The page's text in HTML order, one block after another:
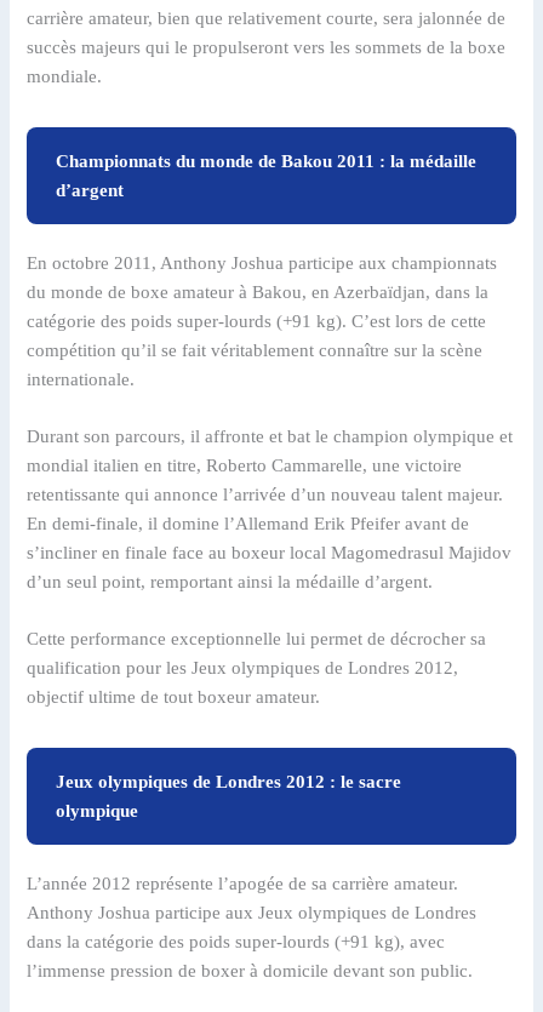
carrière amateur, bien que relativement courte, sera jalonnée de
succès majeurs qui le propulseront vers les sommets de la boxe
mondiale.
Championnats du monde de Bakou 2011 : la médaille
d’argent
En octobre 2011, Anthony Joshua participe aux championnats
du monde de boxe amateur à Bakou, en Azerbaïdjan, dans la
catégorie des poids super-lourds (+91 kg). C’est lors de cette
compétition qu’il se fait véritablement connaître sur la scène
internationale.
Durant son parcours, il affronte et bat le champion olympique et
mondial italien en titre, Roberto Cammarelle, une victoire
retentissante qui annonce l’arrivée d’un nouveau talent majeur.
En demi-finale, il domine l’Allemand Erik Pfeifer avant de
s’incliner en finale face au boxeur local Magomedrasul Majidov
d’un seul point, remportant ainsi la médaille d’argent.
Cette performance exceptionnelle lui permet de décrocher sa
qualification pour les Jeux olympiques de Londres 2012,
objectif ultime de tout boxeur amateur.
Jeux olympiques de Londres 2012 : le sacre
olympique
L’année 2012 représente l’apogée de sa carrière amateur.
Anthony Joshua participe aux Jeux olympiques de Londres
dans la catégorie des poids super-lourds (+91 kg), avec
l’immense pression de boxer à domicile devant son public.